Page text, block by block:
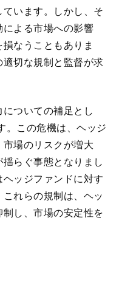
います。しかし、そ
よる市場への影響
なうこともありま
切な規制と監督が求
ついての補足とし
。この危機は、ヘッジ
場のリスクが増大
らぐ事態となりまし
ッジファンドに対す
れらの規制は、ヘッ
し、市場の安定性を